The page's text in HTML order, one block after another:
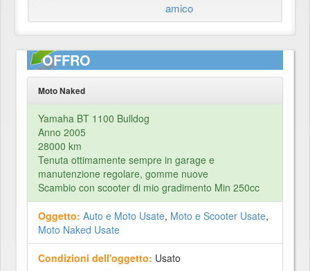
amico
OFFRO
Moto Naked
Yamaha BT 1100 Bulldog
Anno 2005
28000 km
Tenuta ottimamente sempre in garage e
manutenzione regolare, gomme nuove
Scambio con scooter di mio gradimento Min 250cc
Oggetto: Auto e Moto Usate, Moto e Scooter Usate,
Moto Naked Usate
Condizioni dell'oggetto: Usato